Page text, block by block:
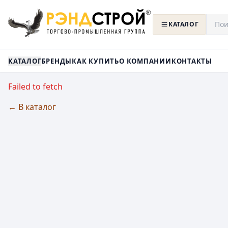
КАТАЛОГ
КАТАЛОГБРЕНДЫКАК КУПИТЬО КОМПАНИИКОНТАКТЫ
Failed to fetch
← В каталог